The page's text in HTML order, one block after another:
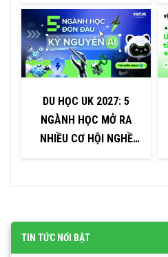
DU HỌC UK 2027: 5
NGÀNH HỌC MỞ RA
NHIỀU CƠ HỘI NGHỀ
TIN TỨC NỔI BẬT